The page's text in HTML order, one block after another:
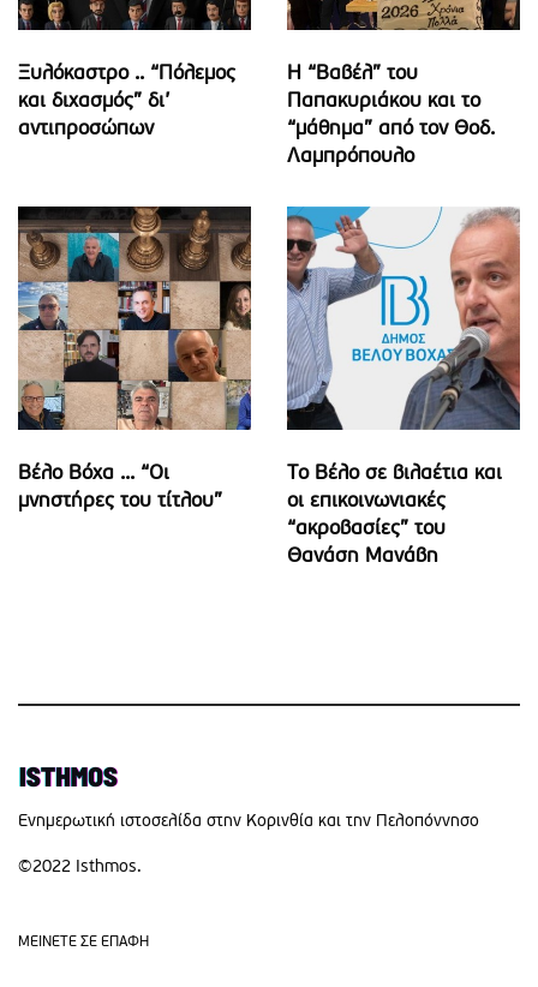
Ξυλόκαστρο .. “Πόλεμος
και διχασμός” δι’
αντιπροσώπων
Η “Βαβέλ” του
Παπακυριάκου και το
“μάθημα” από τον Θοδ.
Λαμπρόπουλο
Βέλο Βόχα ... “Οι
μνηστήρες του τίτλου”
Το Βέλο σε βιλαέτια και
οι επικοινωνιακές
“ακροβασίες” του
Θανάση Μανάβη
Eνημερωτική ιστοσελίδα στην Κορινθία και την Πελοπόννησο
©2022 Isthmos.
MEINETE ΣΕ ΕΠΑΦΗ